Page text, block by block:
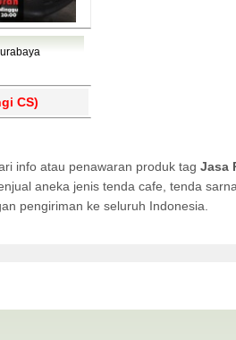
CS)
info atau penawaran produk tag Jasa
aneka jenis tenda cafe, tenda
pengiriman ke seluruh Indonesia.